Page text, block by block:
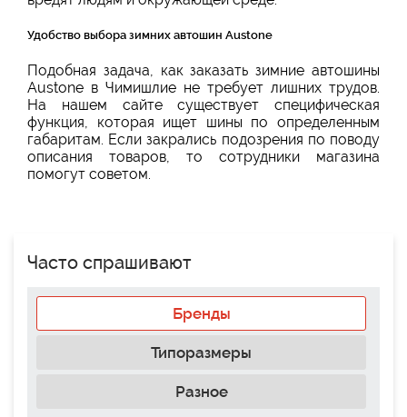
Удобство выбора зимних автошин Austone
Подобная задача, как заказать зимние автошины
Austone в Чимишлие не требует лишних трудов.
На нашем сайте существует специфическая
функция, которая ищет шины по определенным
габаритам. Если закрались подозрения по поводу
описания товаров, то сотрудники магазина
помогут советом.
Часто спрашивают
Бренды
Типоразмеры
Разное